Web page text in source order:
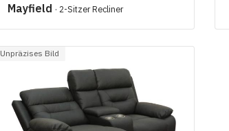
Mayfield · 2-Sitzer Recliner
Unpräzises Bild